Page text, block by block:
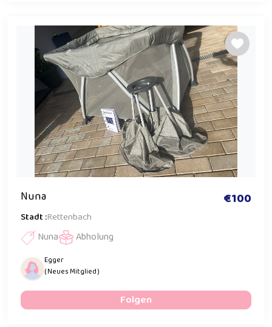
Nuna €100
Stadt :Rettenbach
Nuna Abholung
Egger
( Neues Mitglied )
Folgen